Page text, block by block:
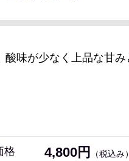
味が少なく上品な甘
格 4,800円 （税込み）